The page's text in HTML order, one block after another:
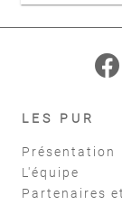
LES PUR
Présentation
L'équipe
Partenaires